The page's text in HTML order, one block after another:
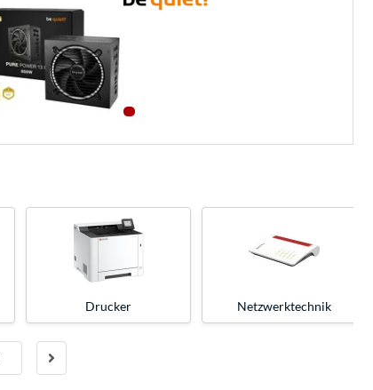
Drucker Netzwerktechnik